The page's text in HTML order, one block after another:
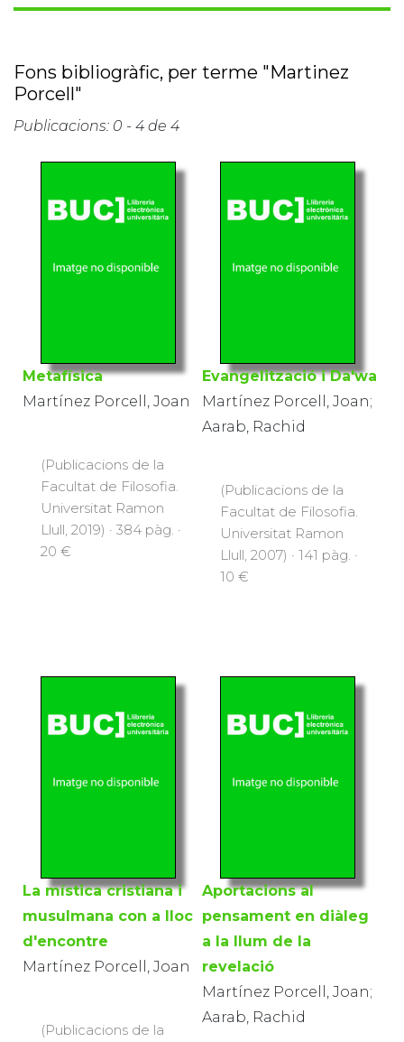
Fons bibliogràfic, per terme "Martinez
Porcell"
Publicacions: 0 - 4 de 4
Metafísica
Martínez Porcell, Joan
(Publicacions de la
Facultat de Filosofia.
Universitat Ramon
Llull, 2019) · 384 pàg. ·
20 €
Evangelització i Da'wa
Martínez Porcell, Joan;
Aarab, Rachid
(Publicacions de la
Facultat de Filosofia.
Universitat Ramon
Llull, 2007) · 141 pàg. ·
10 €
La mística cristiana i
musulmana con a lloc
d'encontre
Martínez Porcell, Joan
(Publicacions de la
Aportacions al
pensament en diàleg
a la llum de la
revelació
Martínez Porcell, Joan;
Aarab, Rachid